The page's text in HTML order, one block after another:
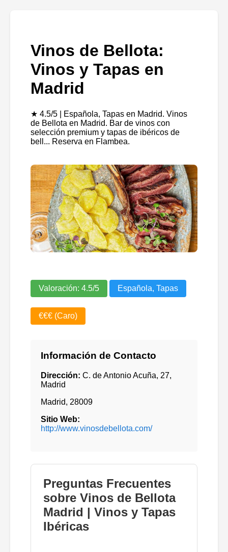
Vinos de Bellota:
Vinos y Tapas en
Madrid
★ 4.5/5 | Española, Tapas en Madrid. Vinos
de Bellota en Madrid. Bar de vinos con
selección premium y tapas de ibéricos de
bell... Reserva en Flambea.
Valoración: 4.5/5 Española, Tapas
€€€ (Caro)
Información de Contacto
Dirección: C. de Antonio Acuña, 27,
Madrid
Madrid, 28009
Sitio Web:
http://www.vinosdebellota.com/
Preguntas Frecuentes
sobre Vinos de Bellota
Madrid | Vinos y Tapas
Ibéricas